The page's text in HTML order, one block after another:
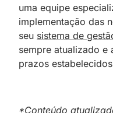
uma equipe
implementação das
seu sistema de
sempre atualizado e
prazos
*Conteúdo